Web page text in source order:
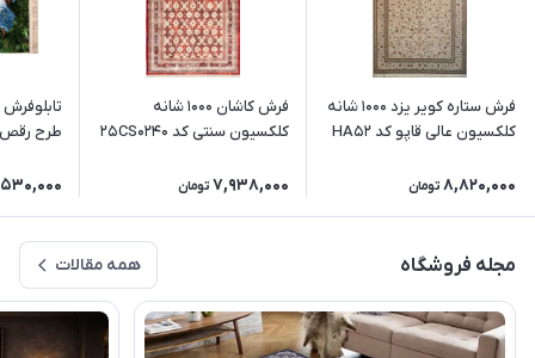
فرش ستاره کویر یزد 1000 شانه
کلکسیون عالی قاپو کد HA52
8,820,000 تومان
فرش کاشان 1000 شانه
کلکسیون سنتی کد 25CS0240
7,938,000 تومان
طرح رقص در
مجله فروشگاه همه مقالات